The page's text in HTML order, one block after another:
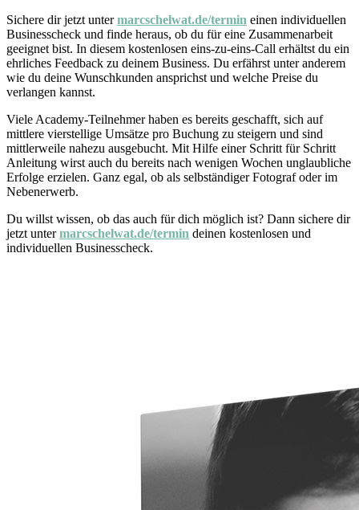
Sichere dir jetzt untermarcschelwat.de/termin einen individuellen
Businesscheck und finde heraus, ob du für eine Zusammenarbeit
geeignet bist. In diesem kostenlosen eins-zu-eins-Call erhältst du ein
ehrliches Feedback zu deinem Business. Du erfährst unter anderem
wie du deine Wunschkunden ansprichst und welche Preise du
verlangen kannst.
Viele Academy-Teilnehmer haben es bereits geschafft, sich auf
mittlere vierstellige Umsätze pro Buchung zu steigern und sind
mittlerweile nahezu ausgebucht. Mit Hilfe einer Schritt für Schritt
Anleitung wirst auch du bereits nach wenigen Wochen unglaubliche
Erfolge erzielen. Ganz egal, ob als selbständiger Fotograf oder im
Nebenerwerb.
Du willst wissen, ob das auch für dich möglich ist? Dann sichere dir
jetzt untermarcschelwat.de/termin deinen kostenlosen und
individuellen Businesscheck.